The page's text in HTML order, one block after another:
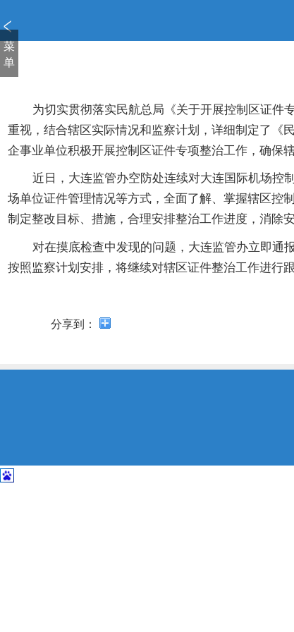
菜
单
为切实贯彻落实民航总局《关于开展控制区证件专
重视，结合辖区实际情况和监察计划，详细制定了《
企事业单位积极开展控制区证件专项整治工作，确保辖
近日，大连监管办空防处连续对大连国际机场控制
场单位证件管理情况等方式，全面了解、掌握辖区控
制定整改目标、措施，合理安排整治工作进度，消除
对在摸底检查中发现的问题，大连监管办立即通报
按照监察计划安排，将继续对辖区证件整治工作进行
分享到：
窗
口
打
开
碍
说
明
按
Alt
浪